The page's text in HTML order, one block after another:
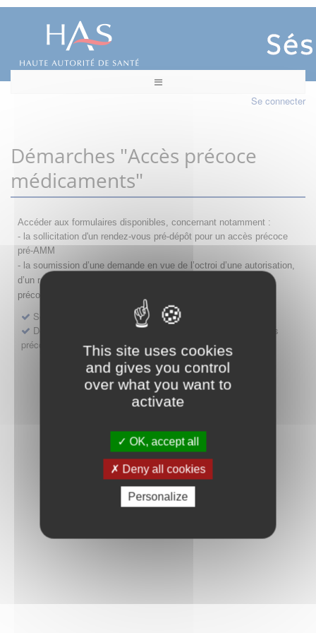
This site uses cookies
and gives you control
over what you want to
activate
OK, accept all
Deny all cookies
Personalize
Se connecter
Démarches "Accès précoce
médicaments"
Accéder aux formulaires disponibles, concernant notamment :
- la sollicitation d'un rendez-vous pré-dépôt pour un accès précoce
pré-AMM
- la soumission d’une demande en vue de l’octroi d’une autorisation,
d’un renouvellement, d’une modification ou d’un retrait d'accès
précoce
Sollicitation RDV pré-dépôt accès précoce pré-AMM
Déposer une demande ou faire évoluer une décision d'accès
précoce